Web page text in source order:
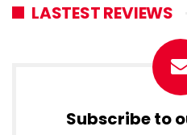
LASTEST REVIEWS
Subscribe to